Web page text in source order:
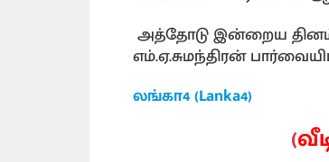
அத்தோடு இன்றைய
எம்.ஏ.சுமந்திரன்
லங்கா4 (Lanka4)
(